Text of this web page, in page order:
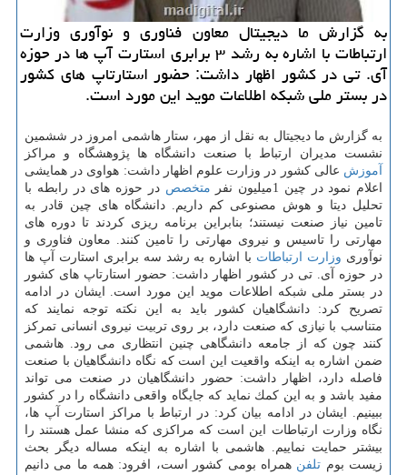
به گزارش ما دیجیتال معاون فناوری و نوآوری وزارت
ارتباطات با اشاره به رشد ۳ برابری استارت آپ ها در حوزه
آی. تی در كشور اظهار داشت: حضور استارتاپ های كشور
در بستر ملی شبكه اطلاعات موید این مورد است.
به گزارش ما دیجیتال به نقل از مهر، ستار هاشمی امروز در ششمین
نشست مدیران ارتباط با صنعت دانشگاه ها پژوهشگاه و مراكز
آموزش عالی كشور در وزارت علوم اظهار داشت: هواوی در همایشی
اعلام نمود در چین 1میلیون نفر
متخصص در حوزه های در رابطه با
تحلیل دیتا و هوش مصنوعی كم داریم. دانشگاه های چین قادر به
تامین نیاز صنعت نیستند؛ بنابراین برنامه ریزی كردند تا دوره های
مهارتی را تاسیس و نیروی مهارتی را تامین كنند. معاون فناوری و
نوآوری وزارت ارتباطات با اشاره به رشد سه برابری استارت آپ ها
در حوزه آی. تی در كشور اظهار داشت: حضور استارتاپ های كشور
در بستر ملی شبكه اطلاعات موید این مورد است. ایشان در ادامه
تصریح كرد: دانشگاهیان كشور باید به این نكته توجه نمایند كه
متناسب با نیازی كه صنعت دارد، بر روی تربیت نیروی انسانی تمركز
كنند چون كه از جامعه دانشگاهی چنین انتظاری می رود. هاشمی
ضمن اشاره به اینكه واقعیت این است كه نگاه دانشگاهیان با صنعت
فاصله دارد، اظهار داشت: حضور دانشگاهیان در صنعت می تواند
مفید باشد و به این كمك نماید كه جایگاه واقعی دانشگاه را در كشور
ببینیم. ایشان در ادامه بیان كرد: در ارتباط با مراكز استارت آپ ها،
نگاه وزارت ارتباطات این است كه مراكزی كه منشا عمل هستند را
بیشتر حمایت نماییم. هاشمی با اشاره به اینكه مساله دیگر بحث
زیست بوم تلفن همراه بومی كشور است، افرود: همه ما می دانیم